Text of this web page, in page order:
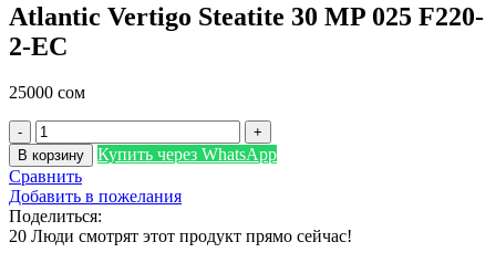
Atlantic Vertigo Steatite 30 MP 025 F220-
2-EC
25000 сом
Количество
товара
Atlantic
Vertigo
Steatite
30
MP
В корзину
Купить через WhatsApp
Сравнить
Добавить в пожелания
Поделиться:
20 Люди смотрят этот продукт прямо сейчас!